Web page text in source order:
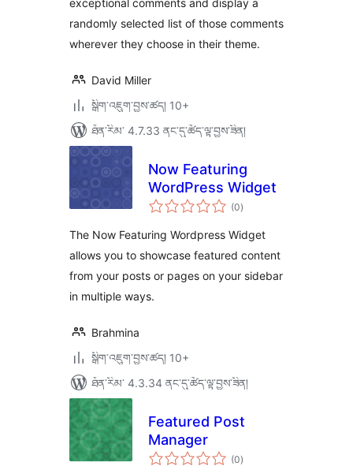
exceptional comments and display a
randomly selected list of those comments
wherever they choose in their theme.
David Miller
སྒྲིག་འཇུག་བྱས་ཚད། 10+
ཐོན་རིམ་ 4.7.33 ནང་དུ་ཚོད་ལྟ་བྱས་ཟིན།
Now Featuring
WordPress Widget
(0གདེང་
འཇོག་
ཚང་།
)
The Now Featuring Wordpress Widget
allows you to showcase featured content
from your posts or pages on your sidebar
in multiple ways.
Brahmina
སྒྲིག་འཇུག་བྱས་ཚད། 10+
ཐོན་རིམ་ 4.3.34 ནང་དུ་ཚོད་ལྟ་བྱས་ཟིན།
Featured Post
Manager
(0གདེང་
འཇོག་
)